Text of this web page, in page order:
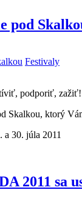
pod
Festivaly
podporiť,
Skalkou, ktorý
30. júla 2011
2011 sa